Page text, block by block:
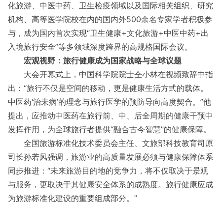
化旅游、中医中药、卫生检疫领域以及国际相关组织、研究
机构、高等医学院校在内的国内外500余名专家学者积极参
与，成为国内首次实现“卫生健康+文化旅游+中医中药+出
入境旅行安全”等多领域深度跨界的高规格国际会议。
宏观视野：旅行健康成为国家战略与全球议题
大会开幕式上，中国科学院院士仝小林在视频致辞中指
出：“旅行不仅是空间的移动，更是健康生活方式的载体。
中医药‘治未病’的理念与旅行医学的预防导向高度契合。”他
提出，应推动中医药在旅行前、中、后全周期的健康干预中
发挥作用，为全球旅行者提供“融合古今智慧”的健康保障。
全国旅游标准化技术委员会主任、文旅部科技教育司原
司长孙若风强调，旅游业的高质量发展必须与健康保障体系
同步推进：“未来旅游目的地的竞争力，将不仅取决于景观
与服务，更取决于其健康安全体系的成熟度。旅行健康应成
为旅游标准化建设的重要组成部分。”